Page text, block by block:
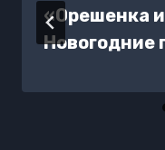
«Орешенка
Новогодние